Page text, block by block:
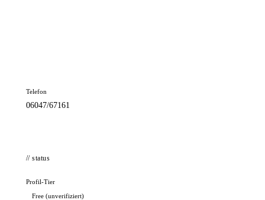
Telefon
06047/67161
// status
Profil-Tier
Free (unverifiziert)